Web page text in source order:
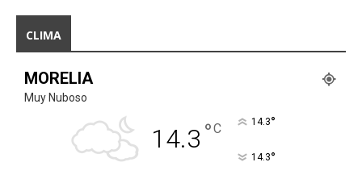
CLIMA
MORELIA
Muy Nuboso
14.3 °C 14.3°
14.3°